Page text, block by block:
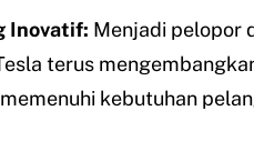
Inovatif: Menjadi pelopor
terus
kebutuhan